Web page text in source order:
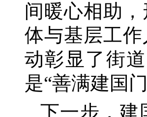
间暖心相助
体与基层工
动彰显了街
是“善满建国
下一步，建